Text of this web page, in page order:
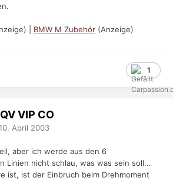
| BMW M Zubehör (Anzeige)
1
VIP CO
April 2003
aber ich werde aus den 6
Linien nicht schlau, was was sein soll...
ist, ist der Einbruch beim Drehmoment